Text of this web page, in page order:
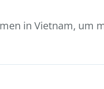
in Vietnam,